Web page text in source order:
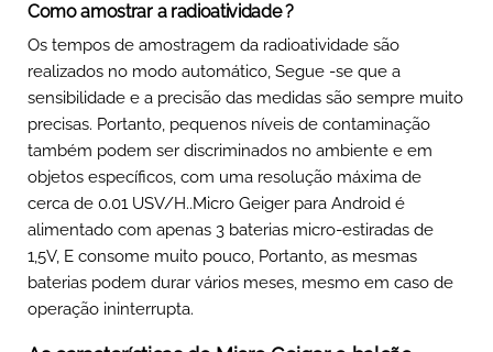
Como amostrar a radioatividade ?
Os tempos de amostragem da radioatividade são
realizados no modo automático, Segue -se que a
sensibilidade e a precisão das medidas são sempre muito
precisas. Portanto, pequenos níveis de contaminação
também podem ser discriminados no ambiente e em
objetos específicos, com uma resolução máxima de
cerca de 0.01 USV/H..Micro Geiger para Android é
alimentado com apenas 3 baterias micro-estiradas de
1,5V, E consome muito pouco, Portanto, as mesmas
baterias podem durar vários meses, mesmo em caso de
operação ininterrupta.